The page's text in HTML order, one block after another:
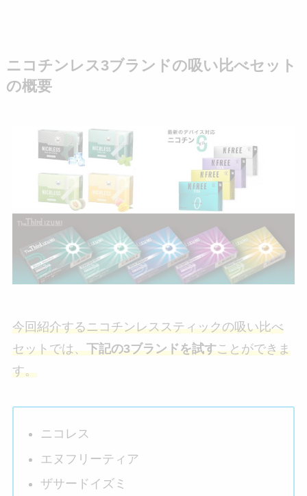
ニコチンレス3ブランドの吸い比べセット
の概要
今回紹介するニコチンレススティックの吸い比べ
セットでは、下記の3ブランドを試すことができま
す。
ニコレス
エヌフリーティア
ザサードイズミ